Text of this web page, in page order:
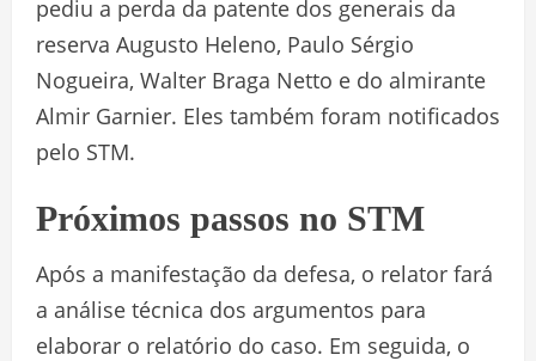
pediu a perda da patente dos generais da
reserva Augusto Heleno, Paulo Sérgio
Nogueira, Walter Braga Netto e do almirante
Almir Garnier. Eles também foram notificados
pelo STM.
Próximos passos no STM
Após a manifestação da defesa, o relator fará
a análise técnica dos argumentos para
elaborar o relatório do caso. Em seguida, o